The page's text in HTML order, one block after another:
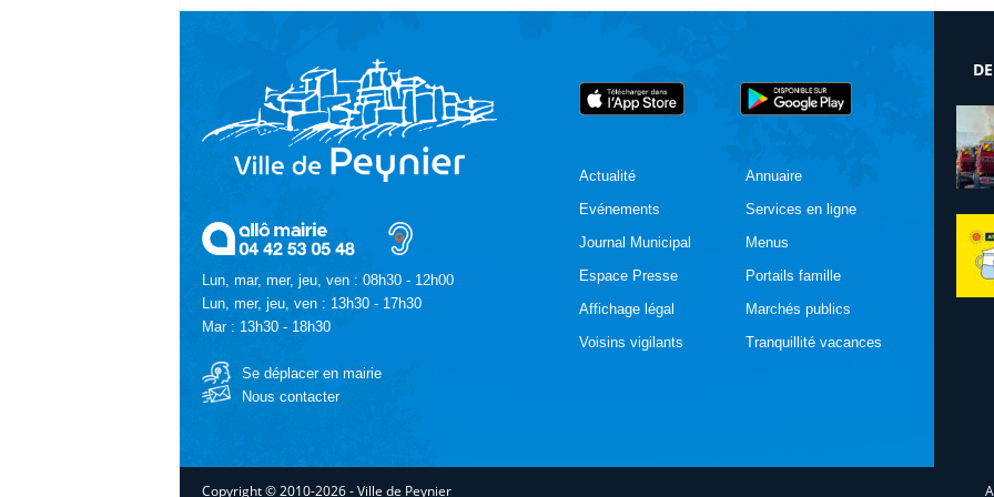
Lun, mar, mer, jeu, ven : 08h30 - 12h00
Lun, mer, jeu, ven : 13h30 - 17h30
Mar : 13h30 - 18h30
Se déplacer en mairie
Nous contacter
Actualité
Evénements
Journal Municipal
Espace Presse
Affichage légal
Voisins vigilants
Annuaire
Services en ligne
Menus
Portails famille
Marchés publics
Tranquillité vacances
Copyright © 2010-2026 - Ville de Peynier